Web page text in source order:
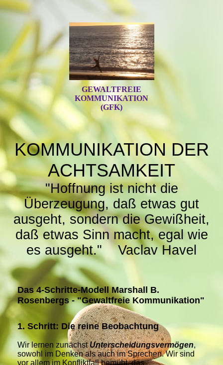
GEWALTFREIE
KOMMUNIKATION
(GFK)
KOMMUNIKATION DER
ACHTSAMKEIT
"Hoffnung ist nicht die
Überzeugung, daß etwas gut
ausgeht, sondern die Gewißheit,
daß etwas Sinn macht, egal wie
es ausgeht." Vaclav Havel
Das 4-Schritte-Modell Marshall B.
Rosenbergs - "Gewaltfreie Kommunikation"
1. Schritt: Die reine Beobachtung
Wir lernen zunächstUnterscheidungsvermögen,
sowohl im Denken als auch im Sprechen. Wir sind
vor allem im Konfliktfall bemüht, das